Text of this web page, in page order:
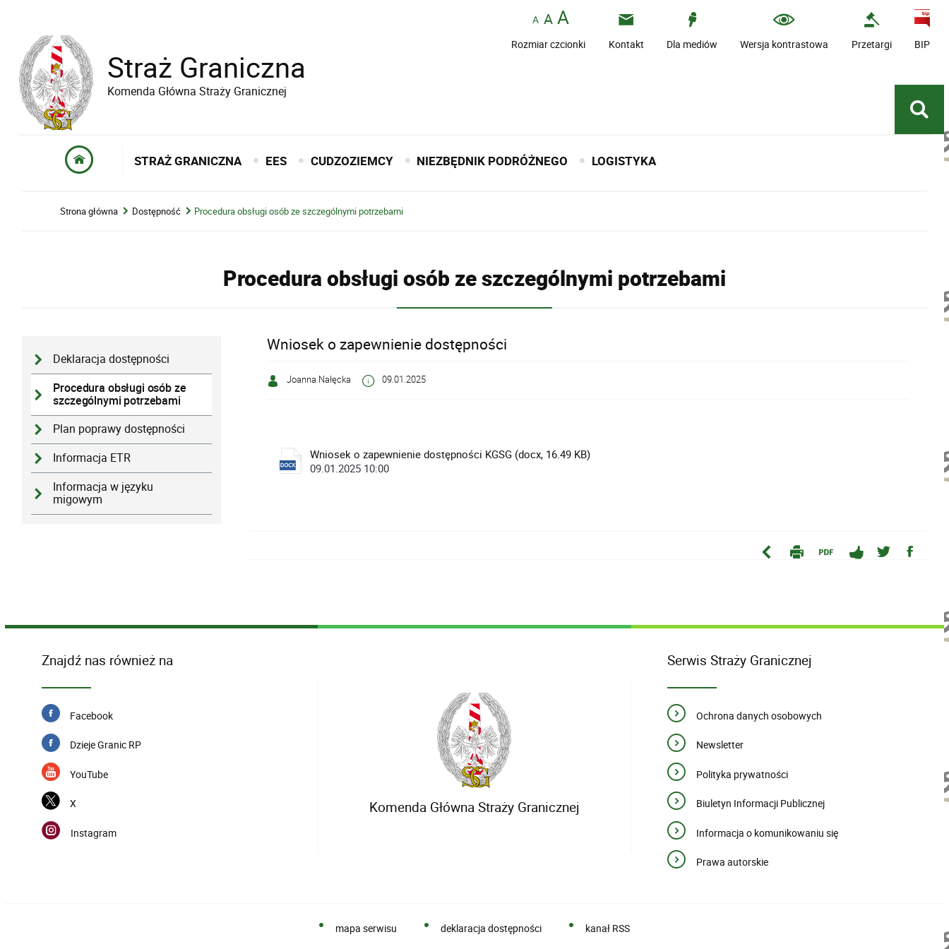
Straż Graniczna
Komenda Główna Straży Granicznej
Rozmiar czcionki Kontakt Dla mediów Wersja kontrastowa Przetargi BIP
STRAŻ GRANICZNA EES CUDZOZIEMCY NIEZBĘDNIK PODRÓŻNEGO LOGISTYKA
Strona główna Dostępność Procedura obsługi osób ze szczególnymi potrzebami
Procedura obsługi osób ze szczególnymi potrzebami
Deklaracja dostępności
Procedura obsługi osób ze
szczególnymi potrzebami
Plan poprawy dostępności
Informacja ETR
Informacja w języku
migowym
Wniosek o zapewnienie dostępności
Joanna Nałęcka 09.01.2025
Wniosek o zapewnienie dostępności KGSG (docx, 16.49 KB)
09.01.2025 10:00
Znajdź nas również na
Facebook
Dzieje Granic RP
YouTube
X
Instagram
Komenda Główna Straży Granicznej
Serwis Straży Granicznej
Ochrona danych osobowych
Newsletter
Polityka prywatności
Biuletyn Informacji Publicznej
Informacja o komunikowaniu się
Prawa autorskie
mapa serwisu deklaracja dostępności kanał RSS